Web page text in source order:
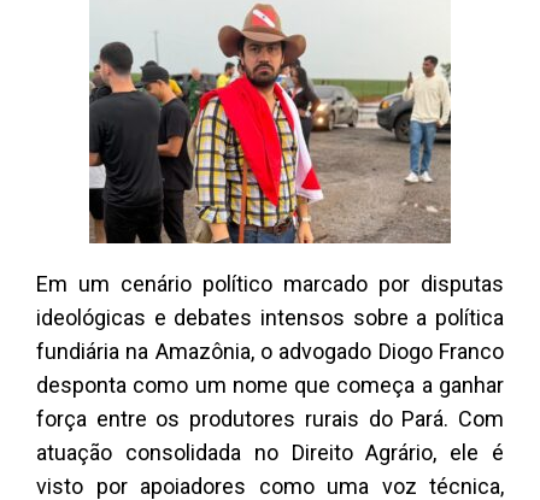
Em um cenário político marcado por disputas
ideológicas e debates intensos sobre a política
fundiária na Amazônia, o advogado Diogo Franco
desponta como um nome que começa a ganhar
força entre os produtores rurais do Pará. Com
atuação consolidada no Direito Agrário, ele é
visto por apoiadores como uma voz técnica,